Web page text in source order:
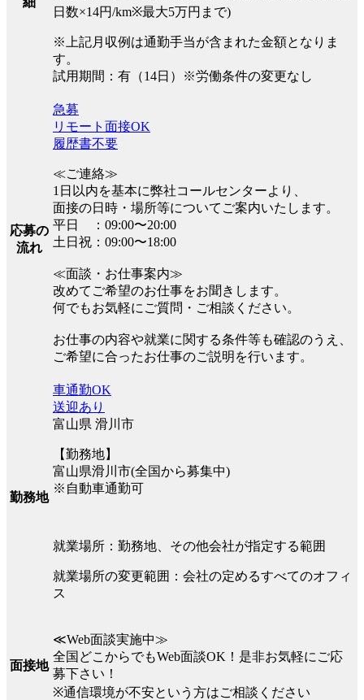
日数×14円/km※最大5万円まで)
※上記月収例は通勤手当が含まれた金額となりま
す。
試用期間：有（14日）※労働条件の変更なし
応募の
流れ
急募
リモート面接OK
履歴書不要
≪ご連絡≫
1日以内を基本に弊社コールセンターより、
面接の日時・場所等についてご案内いたします。
平日 ：09:00〜20:00
土日祝：09:00〜18:00
≪面談・お仕事案内≫
改めてご希望のお仕事をお聞きします。
何でもお気軽にご質問・ご相談ください。
お仕事の内容や就業に関する条件等も確認のうえ、
ご希望に合ったお仕事のご説明を行います。
勤務地
車通勤OK
送迎あり
富山県 滑川市
【勤務地】
富山県滑川市(全国から募集中)
※自動車通勤可
就業場所：勤務地、その他会社が指定する範囲
就業場所の変更範囲：会社の定めるすべてのオフィ
ス
面接地
≪Web面談実施中≫
全国どこからでもWeb面談OK！是非お気軽にご応
募下さい！
※通信環境が不安という方はご相談ください